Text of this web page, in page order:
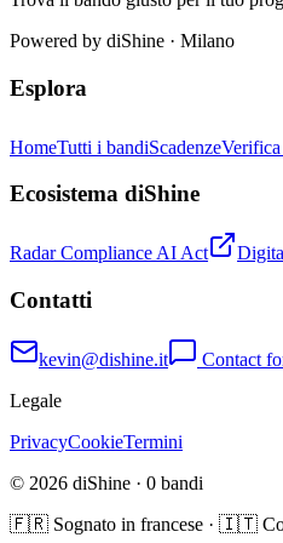
Powered by diShine · Milano
Esplora
HomeTutti i bandiScadenze
Ecosistema diShine
Radar Compliance AI Act
Contatti
kevin@dishine.it
Contact
Legale
PrivacyCookieTermini
© 2026 diShine · 0 bandi
🇫🇷 Sognato in francese · 🇮🇹